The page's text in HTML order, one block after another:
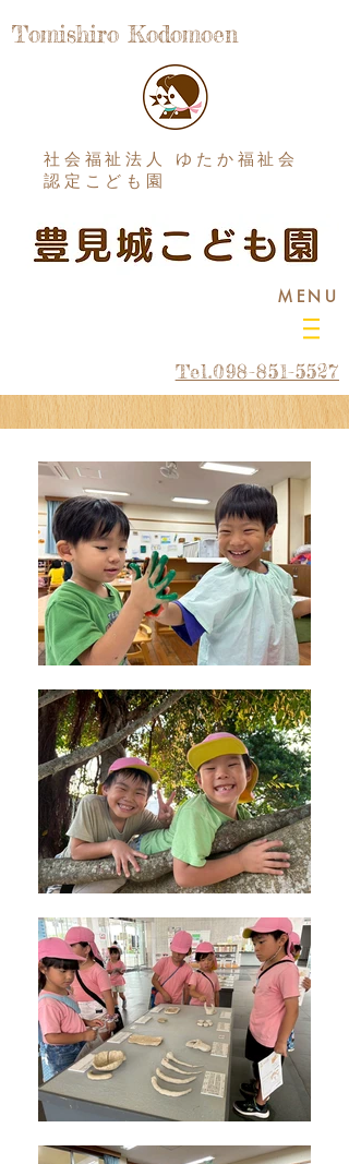
Tomishiro Kodomoen
社会福祉法人 ゆたか福祉会
認定こども園
MENU
Tel.098-851-5527